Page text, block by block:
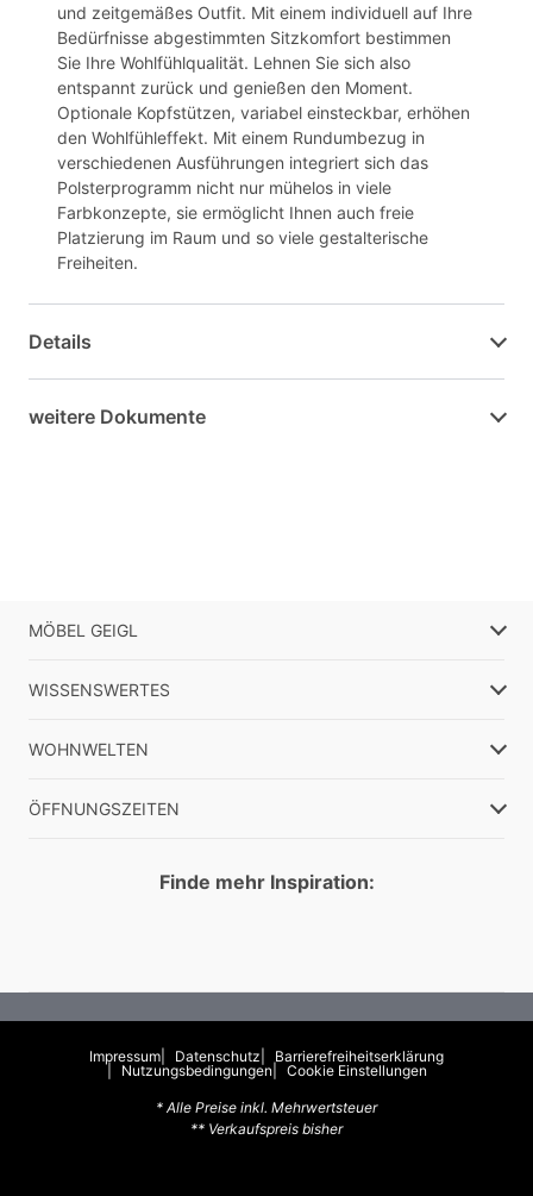
und zeitgemäßes Outfit. Mit einem individuell auf Ihre
Bedürfnisse abgestimmten Sitzkomfort bestimmen
Sie Ihre Wohlfühlqualität. Lehnen Sie sich also
entspannt zurück und genießen den Moment.
Optionale Kopfstützen, variabel einsteckbar, erhöhen
den Wohlfühleffekt. Mit einem Rundumbezug in
verschiedenen Ausführungen integriert sich das
Polsterprogramm nicht nur mühelos in viele
Farbkonzepte, sie ermöglicht Ihnen auch freie
Platzierung im Raum und so viele gestalterische
Freiheiten.
Details
weitere Dokumente
MÖBEL GEIGL
WISSENSWERTES
WOHNWELTEN
ÖFFNUNGSZEITEN
Finde mehr Inspiration:
Impressum Datenschutz
Barrierefreiheitserklärung
Nutzungsbedingungen
Cookie Einstellungen
* Alle Preise inkl. Mehrwertsteuer
** Verkaufspreis bisher